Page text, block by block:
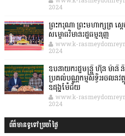
2024
ព្រះករុណា ព្រះមហាក្សត្រ ស្ត
សម្ពោធវិមានរដ្ឋធម្មនុញ្ញ
www.k-
2024
ឧបនាយករដ្ឋមន្ដ្រី ហ៊ុន ម៉ានី
ប្រគល់បណ្ណកម្មសិទ្ធិអចលនវ
ឧដុង្គម៉ែជ័យ
www.k-
2024
ព័ត៌មានទូទៅប្រចាំថ្ងៃ